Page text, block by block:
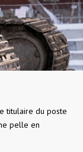
titulaire du poste
pelle en